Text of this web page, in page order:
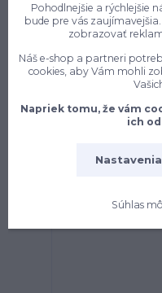
Reis MASTER
Pohodlnejšie a rýchlejšie
bude pre vás
zobrazovať
Náš e-shop a partneri
cookies, aby Vám mohli
Napriek tomu, že vám
ich
Nastavenia
Súhlas